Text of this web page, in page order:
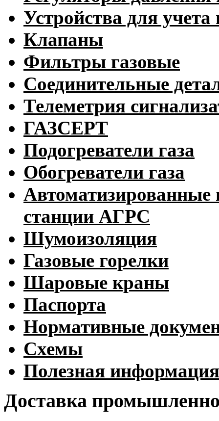
Устройства для учета
Клапаны
Фильтры газовые
Соединительные
Телеметрия
ГАЗСЕРТ
Подогреватели газа
Обогреватели газа
Автоматизированные
станции АГРС
Шумоизоляция
Газовые горелки
Шаровые краны
Паспорта
Нормативные
Схемы
Полезная информация
Доставка